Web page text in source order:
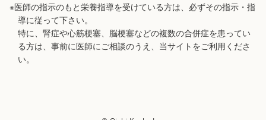
※医師の指示のもと栄養指導を受けている方は、必ずその指示・指
導に従って下さい。
特に、腎症や心筋梗塞、脳梗塞などの複数の合併症を患ってい
る方は、事前に医師にご相談のうえ、当サイトをご利用くださ
い。